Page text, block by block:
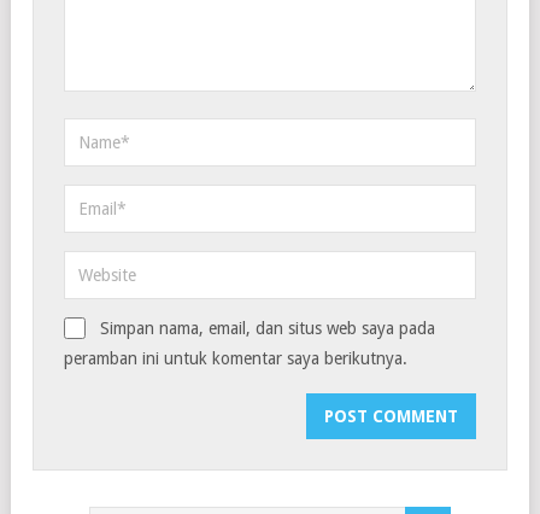
Simpan nama, email, dan situs web saya pada
peramban ini untuk komentar saya berikutnya.